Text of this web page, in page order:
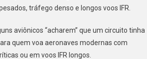
tráfego denso e longos voos IFR.
aviônicos “acharem” que um circuito tinha
quem voa aeronaves modernas com
ou em voos IFR longos.